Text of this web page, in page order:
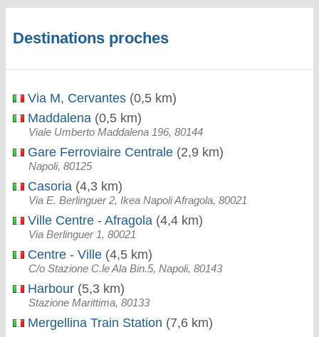
Destinations proches
Via M, Cervantes (0,5 km)
Maddalena (0,5 km)
Viale Umberto Maddalena 196, 80144
Gare Ferroviaire Centrale (2,9 km)
Napoli, 80125
Casoria (4,3 km)
Via E. Berlinguer 2, Ikea Napoli Afragola, 80021
Ville Centre - Afragola (4,4 km)
Via Berlinguer 1, 80021
Centre - Ville (4,5 km)
C/o Stazione C.le Ala Bin.5, Napoli, 80143
Harbour (5,3 km)
Stazione Marittima, 80133
Mergellina Train Station (7,6 km)